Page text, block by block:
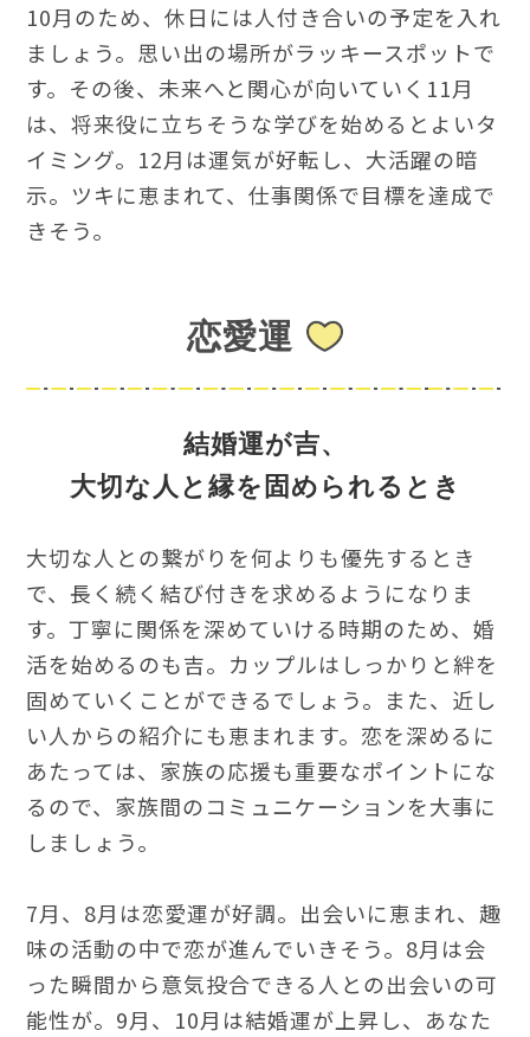
10月のため、休日には人付き合いの予定を入れ
ましょう。思い出の場所がラッキースポットで
す。その後、未来へと関心が向いていく11月
は、将来役に立ちそうな学びを始めるとよいタ
イミング。12月は運気が好転し、大活躍の暗
示。ツキに恵まれて、仕事関係で目標を達成で
きそう。
恋愛運
結婚運が吉、
大切な人と縁を固められるとき
大切な人との繋がりを何よりも優先するとき
で、長く続く結び付きを求めるようになりま
す。丁寧に関係を深めていける時期のため、婚
活を始めるのも吉。カップルはしっかりと絆を
固めていくことができるでしょう。また、近し
い人からの紹介にも恵まれます。恋を深めるに
あたっては、家族の応援も重要なポイントにな
るので、家族間のコミュニケーションを大事に
しましょう。
7月、8月は恋愛運が好調。出会いに恵まれ、趣
味の活動の中で恋が進んでいきそう。8月は会
った瞬間から意気投合できる人との出会いの可
能性が。9月、10月は結婚運が上昇し、あなた